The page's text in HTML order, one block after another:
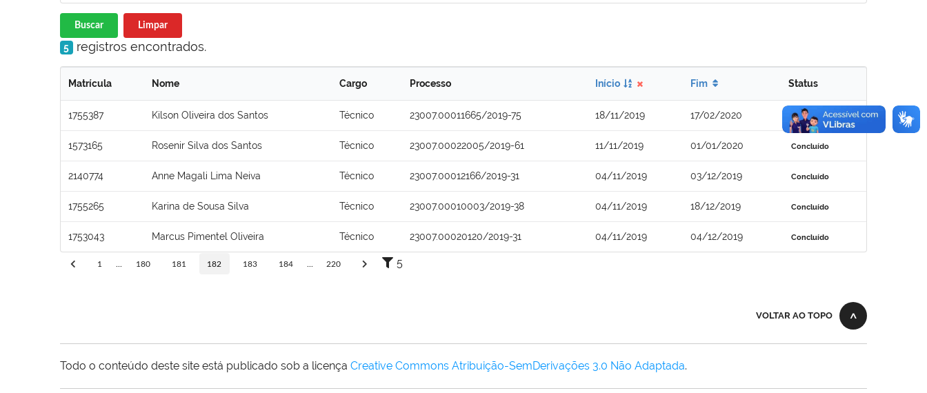
Buscar Limpar
5 registros encontrados.
Matrícula Nome Cargo Processo Início Fim Status
1755387 Kilson Oliveira dos Santos Técnico 23007.00011665/2019-75 18/11/2019 17/02/2020 Concluído
1573165 Rosenir Silva dos Santos Técnico 23007.00022005/2019-61 11/11/2019 01/01/2020 Concluído
2140774 Anne Magali Lima Neiva Técnico 23007.00012166/2019-31 04/11/2019 03/12/2019 Concluído
1755265 Karina de Sousa Silva Técnico 23007.00010003/2019-38 04/11/2019 18/12/2019 Concluído
1753043 Marcus Pimentel Oliveira Técnico 23007.00020120/2019-31 04/11/2019 04/12/2019 Concluído
1 180 181 182 183 184 220 5
VOLTAR AO TOPO
Todo o conteúdo deste site está publicado sob a licença Creative Commons Atribuição-SemDerivações 3.0 Não Adaptada.